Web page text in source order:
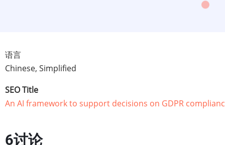
语言
Chinese, Simplified
SEO Title
An AI framework to support decisions on GDPR
6讨论